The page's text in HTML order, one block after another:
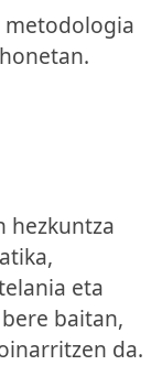
hezkuntza
eta
baitan,
da.